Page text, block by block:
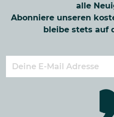
alle
Abonniere unseren
bleibe stets auf